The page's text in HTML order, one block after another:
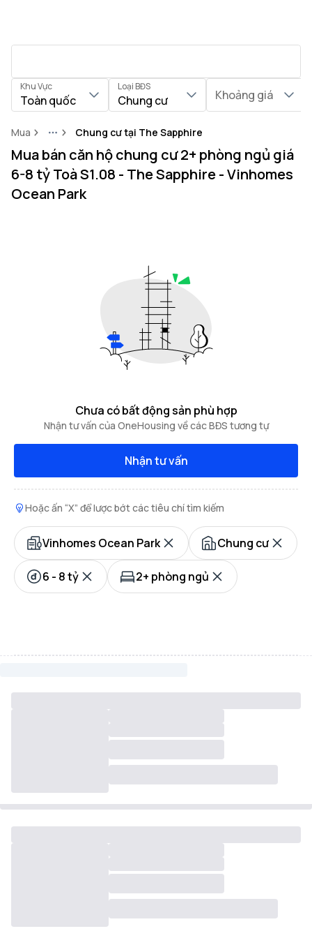
Khu Vực
Toàn quốc
Loại BĐS
Chung cư Khoảng giá
Mua MoreChung cư tại The Sapphire
Mua bán căn hộ chung cư 2+ phòng ngủ giá
6-8 tỷ Toà S1.08 - The Sapphire - Vinhomes
Ocean Park
Chưa có bất động sản phù hợp
Nhận tư vấn của OneHousing về các BĐS tương tự
Nhận tư vấn
Hoặc ấn “X” để lược bớt các tiêu chí tìm kiếm
Vinhomes Ocean Park Chung cư
6 - 8 tỷ 2+ phòng ngủ